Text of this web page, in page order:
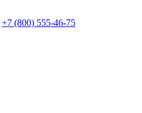
+7 (800) 555-46-75